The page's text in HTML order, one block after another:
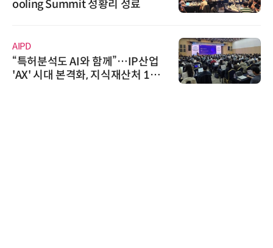
ooling Summit 성황리 성료
AIPD
“특허분석도 AI와 함께”…IP산업
'AX' 시대 본격화, 지식재산처 1호